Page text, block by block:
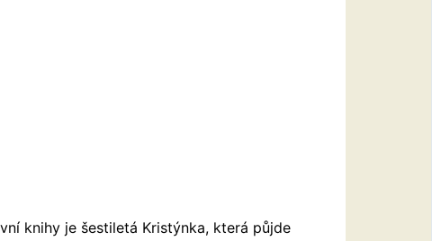
knihy je šestiletá Kristýnka, která půjde